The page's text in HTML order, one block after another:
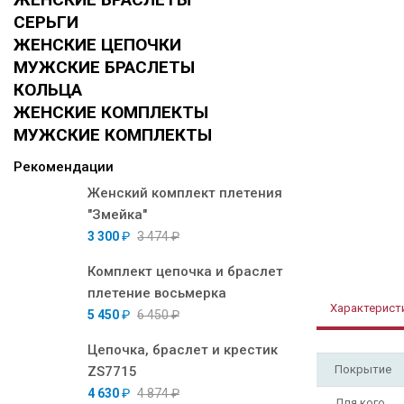
СЕРЬГИ
ЖЕНСКИЕ ЦЕПОЧКИ
МУЖСКИЕ БРАСЛЕТЫ
КОЛЬЦА
ЖЕНСКИЕ КОМПЛЕКТЫ
МУЖСКИЕ КОМПЛЕКТЫ
Рекомендации
Женский комплект плетения
"Змейка"
3 300₽ 3 474₽
Комплект цепочка и браслет
плетение восьмерка
5 450₽ 6 450₽
Цепочка, браслет и крестик
ZS7715
4 630₽ 4 874₽
Покрытие